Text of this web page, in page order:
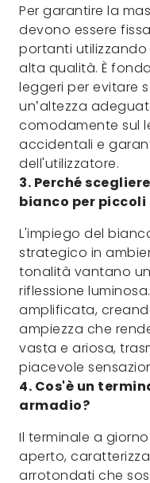
Per garantire la
devono essere
portanti
alta qualità. È
leggeri per evitare
un’altezza
comodamente sul
accidentali e
dell'utilizzatore.
3. Perché
bianco per piccoli
L'impiego del
strategico in
tonalità vantano
riflessione
amplificata,
ampiezza che
vasta e ariosa,
piacevole
4. Cos'è un
armadio?
Il terminale a
aperto,
arrotondati che